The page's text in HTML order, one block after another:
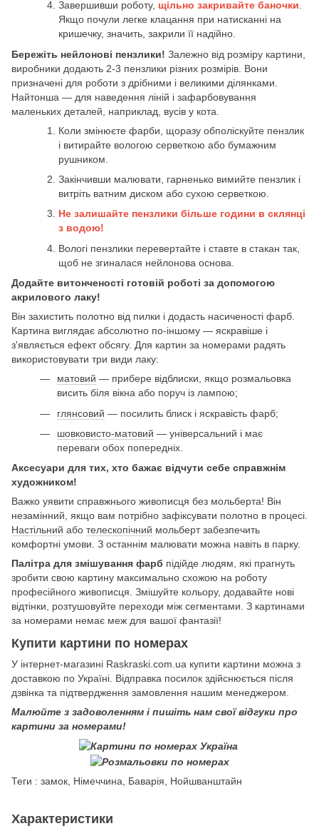
Завершивши роботу, щільно закривайте баночки.
Якщо почули легке клацання при натисканні на
кришечку, значить, закрили її надійно.
Бережіть нейлонові пензлики! Залежно від розміру картини,
виробники додають 2-3 пензлики різних розмірів. Вони
призначені для роботи з дрібними і великими ділянками.
Найтонша — для наведення ліній і зафарбовування
маленьких деталей, наприклад, вусів у кота.
Коли змінюєте фарби, щоразу обполіскуйте пензлик
і витирайте вологою серветкою або бумажним
рушником.
Закінчивши малювати, гарненько вимийте пензлик і
витріть ватним диском або сухою серветкою.
Не залишайте пензлики більше години в склянці
з водою!
Вологі пензлики перевертайте і ставте в стакан так,
щоб не згиналася нейлонова основа.
Додайте витонченості готовій роботі за допомогою
акрилового лаку!
Він захистить полотно від пилки і додасть насиченості фарб.
Картина виглядає абсолютно по-іншому — яскравіше і
з'являється ефект обсягу. Для картин за номерами радять
використовувати три види лаку:
матовий — прибере відблиски, якщо розмальовка
висить біля вікна або поруч із лампою;
глянсовий — посилить блиск і яскравість фарб;
шовковисто-матовий — універсальний і має
переваги обох попередніх.
Аксесуари для тих, хто бажає відчути себе справжнім
художником!
Важко уявити справжнього живописця без мольберта! Він
незамінний, якщо вам потрібно зафіксувати полотно в процесі.
Настільний або телескопічний мольберт забезпечить
комфортні умови. З останнім малювати можна навіть в парку.
Палітра для змішування фарб підійде людям, які прагнуть
зробити свою картину максимально схожою на роботу
професійного живописця. Змішуйте кольору, додавайте нові
відтінки, розтушовуйте переходи між сегментами. З картинами
за номерами немає меж для вашої фантазії!
Купити картини по номерах
У інтернет-магазині Raskraski.com.ua купити картини можна з
доставкою по Україні. Відправка посилок здійснюється після
дзвінка та підтвердження замовлення нашим менеджером.
Малюйте з задоволенням і пишіть нам свої відгуки про
картини за номерами!
Теги : замок, Німеччина, Баварія, Нойшванштайн
Характеристики